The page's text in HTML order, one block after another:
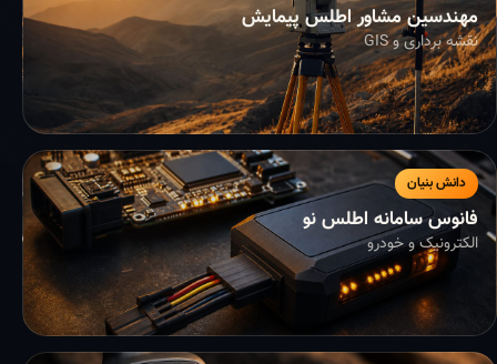
مهندسین مشاور اطلس پیمایش
نقشه برداری و GIS
دانش بنیان
فانوس سامانه اطلس نو
الکترونیک و خودرو